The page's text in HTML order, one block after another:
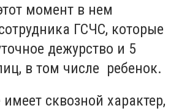
момент в нем
ГСЧС, которые
дежурство и 5
в том числе ребенок.
сквозной характер,